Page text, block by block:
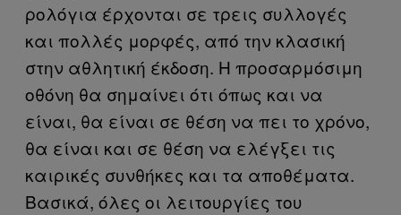
ρολόγια έρχονται σε τρεις συλλογές
και πολλές μορφές, από την κλασική
στην αθλητική έκδοση. Η προσαρμόσιμη
οθόνη θα σημαίνει ότι όπως και να
είναι, θα είναι σε θέση να πει το χρόνο,
θα είναι και σε θέση να ελέγξει τις
καιρικές συνθήκες και τα αποθέματα.
Βασικά, όλες οι λειτουργίες του